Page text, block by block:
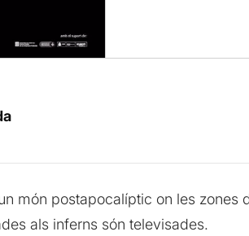
món postapocalíptic on les zones
als inferns són televisades.